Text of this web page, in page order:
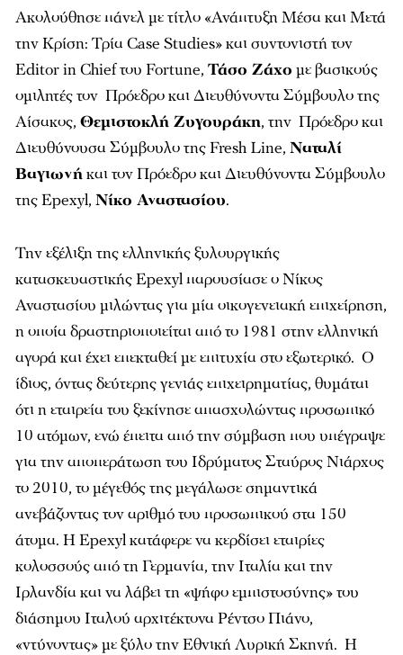
Ακολούθησε πάνελ με τίτλο «Ανάπτυξη Mέσα και Mετά
την Kρίση: Τρία Case Studies» και συντονιστή τον
Editor in Chief του Fortune, Τάσο Ζάχο με βασικούς
ομιλητές τον Πρόεδρο και Διευθύνοντα Σύμβουλο της
Αίσακος, Θεμιστοκλή Ζυγουράκη, την Πρόεδρο και
Διευθύνουσα Σύμβουλο της Fresh Line, Ναταλί
Βαγιωνήκαι τον Πρόεδρο και Διευθύνοντα Σύμβουλο
της Epexyl, Νίκο Αναστασίου.
Την εξέλιξη της ελληνικής ξυλουργικής
κατασκευαστικής Εpexyl παρουσίασε ο Nίκος
Αναστασίου μιλώντας για μία οικογενειακή επιχείρηση,
η οποία δραστηριοποιείται από το 1981 στην ελληνική
αγορά και έχει επεκταθεί με επιτυχία στο εξωτερικό. Ο
ίδιος, όντας δεύτερης γενιάς επιχειρηματίας, θυμάται
ότι η εταιρεία του ξεκίνησε απασχολώντας προσωπικό
10 ατόμων, ενώ έπειτα από την σύμβαση που υπέγραψε
για την αποπεράτωση του Ιδρύματος Σταύρος Νιάρχος
το 2010, το μέγεθός της μεγάλωσε σημαντικά
ανεβάζοντας τον αριθμό του προσωπικού στα 150
άτομα. Η Epexyl κατάφερε να κερδίσει εταιρίες
κολοσσούς από τη Γερμανία, την Ιταλία και την
Ιρλανδία και να λάβει τη «ψήφο εμπιστοσύνης» του
διάσημου Ιταλού αρχιτέκτονα Ρέντσο Πιάνο,
«ντύνοντας» με ξύλο την Εθνική Λυρική Σκηνή. Η